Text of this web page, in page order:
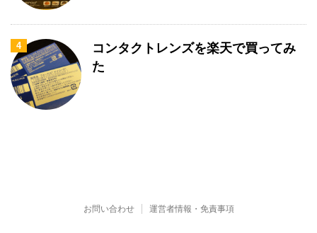
4
コンタクトレンズを楽天で買ってみ
た
お問い合わせ 運営者情報・免責事項